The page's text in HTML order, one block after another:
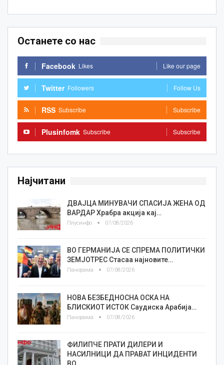
Останете со нас
Facebook Likes Like our page
Twitter Followers Follow Us
RSS Subscribe Subscribe
Plusinfomk Subscribe Subscribe
Најчитани
ДВАЈЦА МИНУВАЧИ СПАСИЈА ЖЕНА ОД
ВАРДАР Храбра акција кај…
Плусинфо 07/08/2026
ВО ГЕРМАНИЈА СЕ СПРЕМА ПОЛИТИЧКИ
ЗЕМЈОТРЕС Стасаа најновите…
Панорама 07/08/2026
НОВА БЕЗБЕДНОСНА ОСКА НА
БЛИСКИОТ ИСТОК Саудиска Арабија…
Панорама 07/08/2026
ФИЛИПЧЕ ПРАТИ ДИЛЕРИ И
НАСИЛНИЦИ ДА ПРАВАТ ИНЦИДЕНТИ